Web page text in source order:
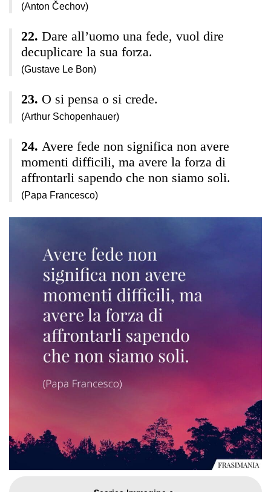
(Anton Čechov)
Dare all’uomo una fede, vuol dire
decuplicare la sua forza.
(Gustave Le Bon)
O si pensa o si crede.
(Arthur Schopenhauer)
Avere fede non significa non avere
momenti difficili, ma avere la forza di
affrontarli sapendo che non siamo soli.
(Papa Francesco)